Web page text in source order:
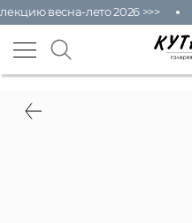
весна-лето 2026 >>>